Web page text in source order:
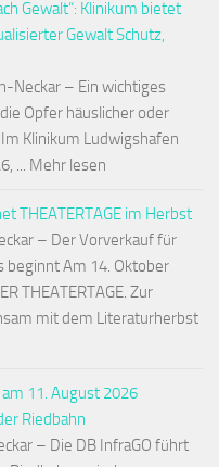
Gewalt“: Klinikum bietet
Gewalt Schutz,
Neckar – Ein wichtiges
Opfer häuslicher oder
Klinikum Ludwigshafen
... Mehr lesen
THEATERTAGE im Herbst
– Der Vorverkauf für
beginnt Am 14. Oktober
THEATERTAGE. Zur
mit dem Literaturherbst
11. August 2026
Riedbahn
– Die DB InfraGO führt